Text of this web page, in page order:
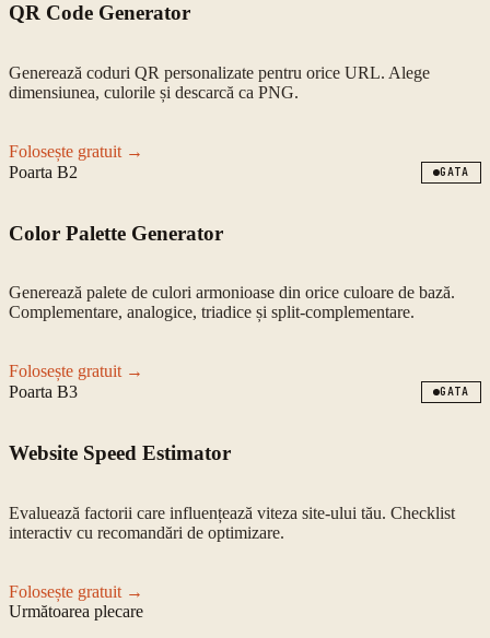
QR Code Generator
Generează coduri QR personalizate pentru orice URL. Alege
dimensiunea, culorile și descarcă ca PNG.
Folosește gratuit →
Poarta B2 GATA
Color Palette Generator
Generează palete de culori armonioase din orice culoare de bază.
Complementare, analogice, triadice și split-complementare.
Folosește gratuit →
Poarta B3 GATA
Website Speed Estimator
Evaluează factorii care influențează viteza site-ului tău. Checklist
interactiv cu recomandări de optimizare.
Folosește gratuit →
Următoarea plecare